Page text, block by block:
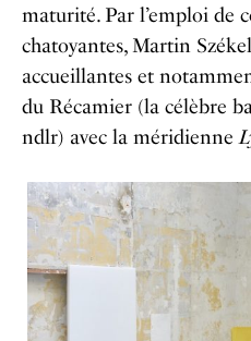
maturité. Par l’emploi de
chatoyantes, Martin
accueillantes et
du Récamier (la célèbre
ndlr) avec la méridienne